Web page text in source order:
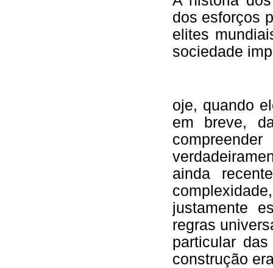
dos esforços
elites
sociedade
oje, quando
em breve,
ainda
justamente
regras
particular
construção